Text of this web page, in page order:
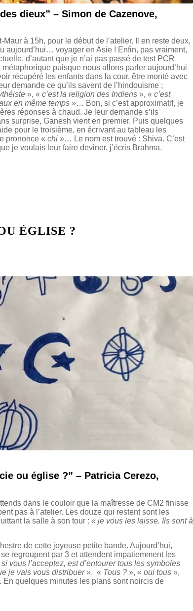
dieux” – Simon de Cazenove,
à 15h, pour le début de l’atelier. Il en reste deux,
aujourd’hui… voyager en Asie ! Enfin, pas vraiment,
d’autant que je n’ai pas passé de test PCR
puisque nous allons parler aujourd’hui
récupéré les enfants dans la cour, être monté avec
demande ce qu’ils savent de l’hindouisme ;
», « c’est la religion des Indiens », « c’est
en même temps »… Bon, si c’est approximatif, je
réponses à chaud. Je leur demande s’ils
surprise, Ganesh vient en premier. Puis quelques
pour le troisième, en écrivant au tableau les
prononce « chi »… Le nom est trouvé : Shiva. C’est
je voulais leur faire deviner, j’écris Brahma.
ÉGLISE ?
ou église ?” – Patricia Cerezo,
dans le couloir que la maîtresse de CM2 finisse
pas à l’atelier. Les douze qui restent sont les
la salle à son tour : « je vous les laisse. Ils sont à
de cette joyeuse petite bande. Aujourd’hui,
regroupent par 3 et attendent impatiemment les
vous l’acceptez, est d’entourer tous les symboles
je vais vous distribuer». « Tous ? », « oui tous »,
En quelques minutes les plans sont noircis de